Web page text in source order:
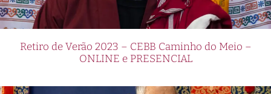
Retiro de Verão 2023 – CEBB Caminho do Meio –
ONLINE e PRESENCIAL